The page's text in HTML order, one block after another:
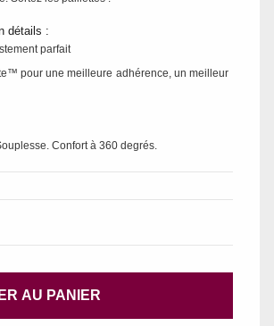
détails :
parfait
pour une meilleure adhérence, un meilleur
Confort à 360 degrés.
AU PANIER